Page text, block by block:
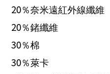
20％奈米遠紅外線纖維
20％鍺纖維
30％棉
30％萊卡